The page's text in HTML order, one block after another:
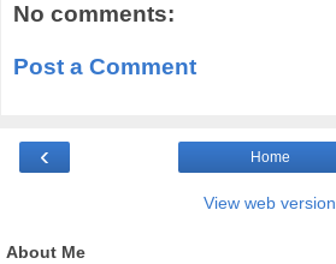
No comments:
Post a Comment
‹ Home
View web version
About Me